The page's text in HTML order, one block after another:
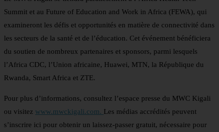
Summit et au Future of Education and Work in Africa (FEWA), qui
examineront les défis et opportunités en matière de connectivité dans
les secteurs de la santé et de l’éducation. Cet événement bénéficiera
du soutien de nombreux partenaires et sponsors, parmi lesquels
l’Africa CDC, l’Union africaine, Huawei, MTN, la République du
Rwanda, Smart Africa et ZTE.
Pour plus d’informations, consultez l’espace presse du MWC Kigali
ou visitez www.mwckigali.com. Les médias accrédités peuvent
s’inscrire ici pour obtenir un laissez-passer gratuit, nécessaire pour